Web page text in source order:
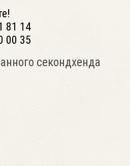
81 14
00 35
секондхенда